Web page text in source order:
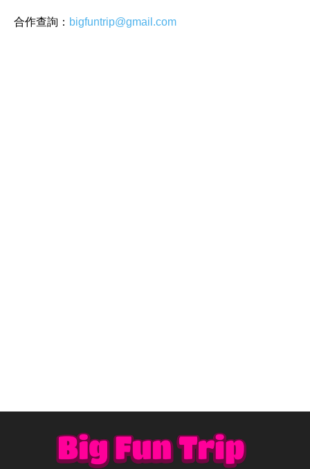
合作查詢： bigfuntrip@gmail.com